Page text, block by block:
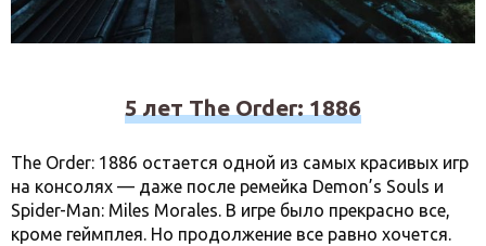
5 лет The Order: 1886
The Order: 1886 остается одной из самых красивых игр
на консолях — даже после ремейка Demon’s Souls и
Spider-Man: Miles Morales. В игре было прекрасно все,
кроме геймплея. Но продолжение все равно хочется.